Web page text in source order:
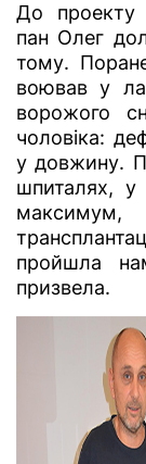
До проекту
пан Олег
тому.
воював у
ворожого
чоловіка:
у довжину.
шпиталях,
пройшла
призвела.